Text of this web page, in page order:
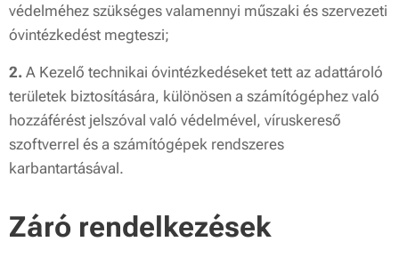
védelméhez szükséges valamennyi műszaki és szervezeti
óvintézkedést megteszi;
2. A Kezelő technikai óvintézkedéseket tett az adattároló
területek biztosítására, különösen a számítógéphez való
hozzáférést jelszóval való védelmével, víruskereső
szoftverrel és a számítógépek rendszeres
karbantartásával.
Záró rendelkezések